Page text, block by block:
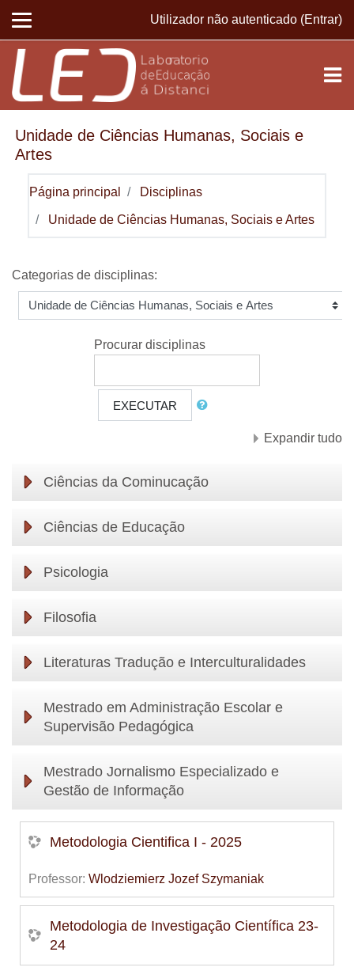
Utilizador não autenticado (Entrar)
Unidade de Ciências Humanas, Sociais e
Artes
Página principal Disciplinas
Unidade de Ciências Humanas, Sociais e Artes
Categorias de disciplinas:
Procurar disciplinas
EXECUTAR
Expandir tudo
Ciências da Cominucação
Ciências de Educação
Psicologia
Filosofia
Literaturas Tradução e Interculturalidades
Mestrado em Administração Escolar e
Supervisão Pedagógica
Mestrado Jornalismo Especializado e
Gestão de Informação
Metodologia Cientifica I - 2025
Professor: Wlodziemierz Jozef Szymaniak
Metodologia de Investigação Científica 23-
24